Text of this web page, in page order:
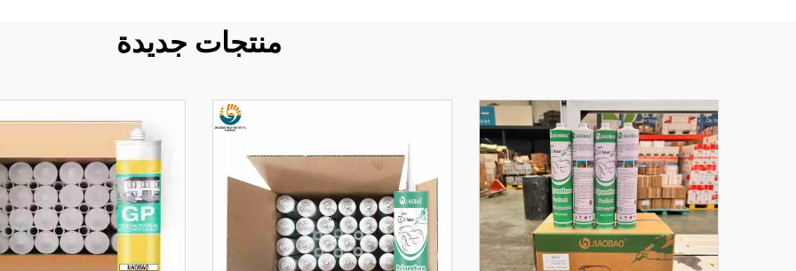
منتجات جديدة